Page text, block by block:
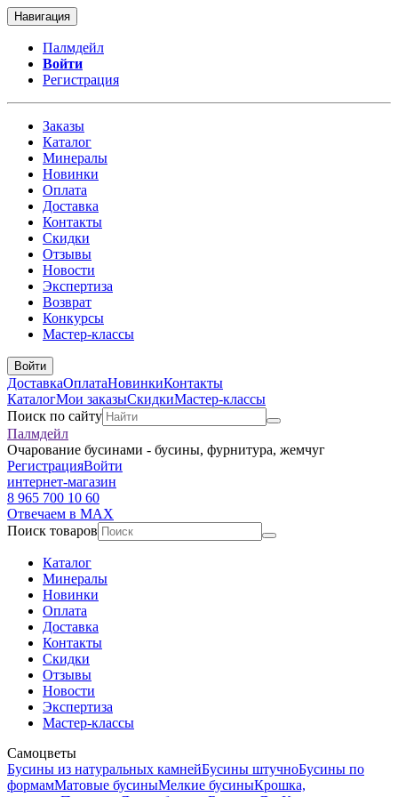
Навигация
Палмдейл
Войти
Регистрация
Заказы
Каталог
Минералы
Новинки
Оплата
Доставка
Контакты
Скидки
Отзывы
Новости
Экспертиза
Возврат
Конкурсы
Мастер-классы
Войти
ДоставкаОплатаНовинкиКонтакты
КаталогМои заказыСкидкиМастер-классы
Поиск по сайту
Палмдейл
Очарование бусинами - бусины, фурнитура, жемчуг
РегистрацияВойти
интернет-магазин
8 965 700 10 60
Отвечаем в MAX
Поиск товаров
Каталог
Минералы
Новинки
Оплата
Доставка
Контакты
Скидки
Отзывы
Новости
Экспертиза
Мастер-классы
Самоцветы
Бусины из натуральных камнейБусины штучноБусины по
формамМатовые бусиныМелкие бусиныКрошка,